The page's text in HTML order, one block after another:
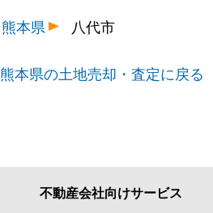
熊本県 八代市
熊本県の土地売却・査定に戻る
不動産会社向けサービス